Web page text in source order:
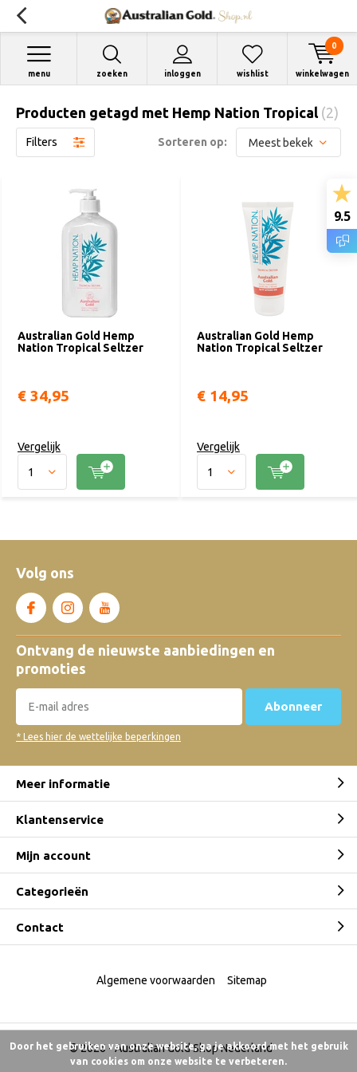
zoeken inloggen
menu wishlist winkelwagen
0
Producten getagd met Hemp Nation Tropical (2)
Filters Sorteren op:
Australian Gold Hemp
Nation Tropical Seltzer
€ 34,95
Vergelijk
Australian Gold Hemp
Nation Tropical Seltzer
€ 14,95
Vergelijk
Volg ons
Ontvang de nieuwste aanbiedingen en
promoties
Abonneer
* Lees hier de wettelijke beperkingen
Meer informatie
Klantenservice
Mijn account
Categorieën
Contact
© 2026 -Australian Gold Shop Nederland
Algemene voorwaarden Sitemap
9.5
Door het gebruiken van onze website, ga je akkoord met het gebruik
van cookies om onze website te verbeteren.